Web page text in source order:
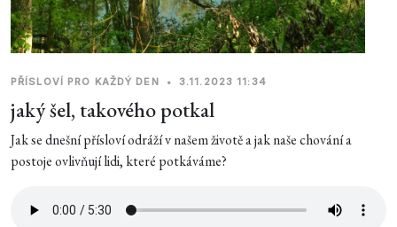
PŘÍSLOVÍ PRO KAŽDÝ DEN • 3.11.2023 11:34
jaký šel, takového potkal
Jak se dnešní přísloví odráží v našem životě a jak naše chování a
postoje ovlivňují lidi, které potkáváme?